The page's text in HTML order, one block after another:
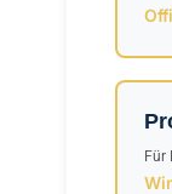
Für